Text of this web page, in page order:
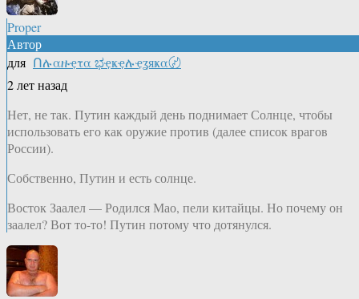
Proper
Автор
для Ոሉαዙҿτα ಭҿҝҿሉҿʓяҝα〄
2 лет назад
Нет, не так. Путин каждый день поднимает Солнце, чтобы
использовать его как оружие против (далее список врагов
России).
Собственно, Путин и есть солнце.
Восток Заалел — Родился Мао, пели китайцы. Но почему он
заалел? Вот то-то! Путин потому что дотянулся.